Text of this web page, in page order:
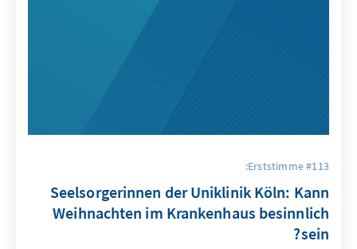
Erststimme #113:
Seelsorgerinnen der Uniklinik Köln: Kann
Weihnachten im Krankenhaus besinnlich
sein?